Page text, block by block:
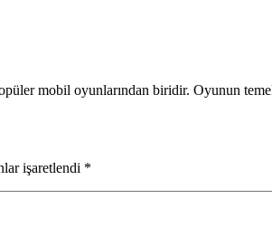
mobil oyunlarından biridir. Oyunun
işaretlendi *